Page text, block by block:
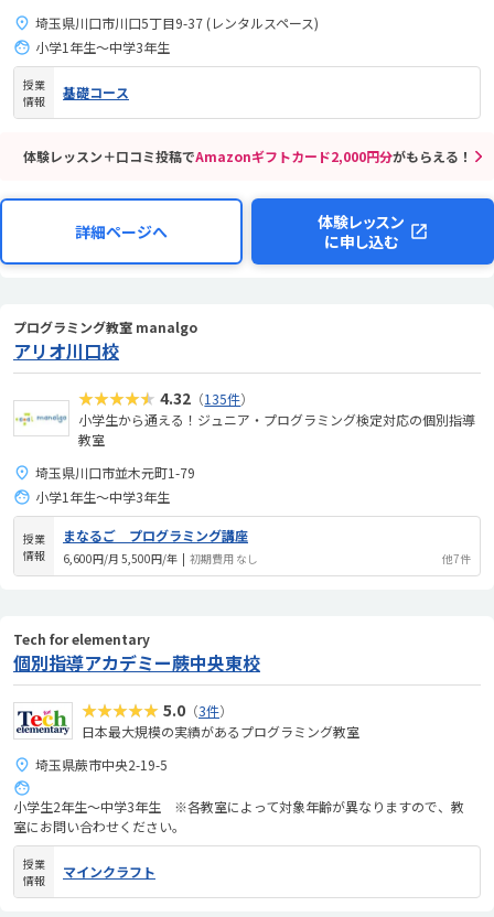
埼玉県川口市川口5丁目9-37 (レンタルスペース)
小学1年生～中学3年生
授業
情報
基礎コース
体験レッスン＋口コミ投稿でAmazonギフトカード2,000円分がもらえる！
詳細ページへ
体験レッスン
に申し込む
プログラミング教室 manalgo
アリオ川口校
★★★★★ 4.32 （135件）
小学生から通える！ジュニア・プログラミング検定対応の個別指導
教室
埼玉県川口市並木元町1-79
小学1年生～中学3年生
授業
情報
まなるご プログラミング講座
6,600円/月 5,500円/年 | 初期費用 なし 他7件
Tech for elementary
個別指導アカデミー蕨中央東校
★★★★★ 5.0 （3件）
日本最大規模の実績があるプログラミング教室
埼玉県蕨市中央2-19-5
小学生2年生～中学3年生 ※各教室によって対象年齢が異なりますので、教
室にお問い合わせください。
授業
情報
マインクラフト